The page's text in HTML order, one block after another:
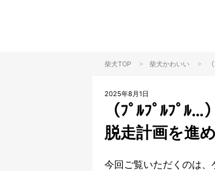
柴犬TOP > 柴犬かわいい >
2025年8月1日
（ﾌﾟﾙﾌﾟﾙﾌﾟﾙ
脱走計画を進
今回ご覧いただくのは